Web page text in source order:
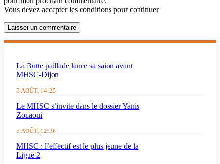
Vous devez accepter les conditions pour continuer
Laisser un commentaire
La Butte paillade lance sa saion avant
MHSC-Dijon
5 AOÛT, 14:25
Le MHSC s’invite dans le dossier Yanis
Zouaoui
5 AOÛT, 12:36
MHSC : l’effectif est le plus jeune de la
Ligue 2